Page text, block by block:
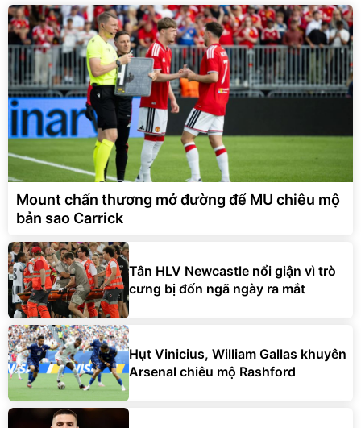
Mount chấn thương mở đường để MU chiêu mộ
bản sao Carrick
Tân HLV Newcastle nổi giận vì trò
cưng bị đốn ngã ngày ra mắt
Hụt Vinicius, William Gallas khuyên
Arsenal chiêu mộ Rashford